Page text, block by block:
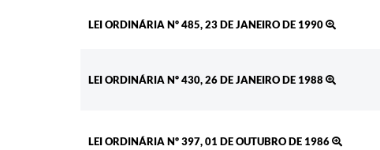
LEI ORDINÁRIA Nº 485, 23 DE JANEIRO DE 1990
LEI ORDINÁRIA Nº 430, 26 DE JANEIRO DE 1988
LEI ORDINÁRIA Nº 397, 01 DE OUTUBRO DE 1986